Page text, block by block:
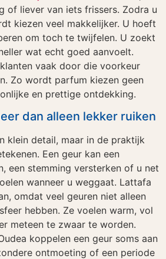
of liever van iets frissers. Zodra u
kiezen veel makkelijker. U hoeft
om toch te twijfelen. U zoekt
wat echt goed aanvoelt.
vaak door die voorkeur
Zo wordt parfum kiezen geen
en prettige ontdekking.
dan alleen lekker ruiken
klein detail, maar in de praktijk
Een geur kan een
een stemming versterken of u net
wanneer u weggaat. Lattafa
omdat veel geuren niet alleen
hebben. Ze voelen warm, vol
meteen te zwaar te worden.
koppelen een geur soms aan
ontmoeting of een periode